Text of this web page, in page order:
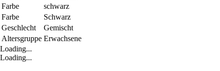
Farbe
schwarz
Farbe
Schwarz
Geschlecht
Gemischt
Altersgruppe Erwachsene
Loading...
Loading...